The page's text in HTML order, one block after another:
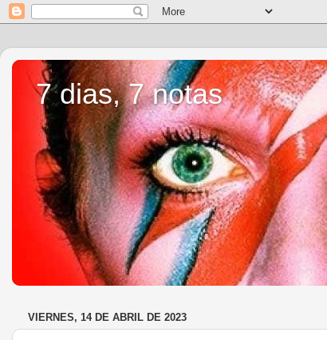
7 dias, 7 notas
VIERNES, 14 DE ABRIL DE 2023